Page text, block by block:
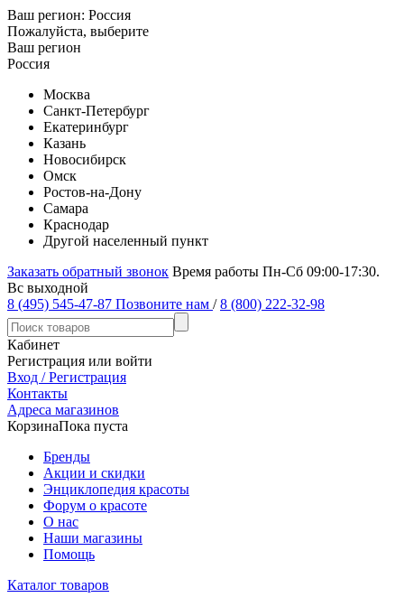
Ваш регион: Россия
Пожалуйста, выберите
Ваш регион
Россия
Москва
Санкт-Петербург
Екатеринбург
Казань
Новосибирск
Омск
Ростов-на-Дону
Самара
Краснодар
Другой населенный пункт
Заказать обратный звонок Время работы Пн-Сб 09:00-17:30.
Вс выходной
8 (495) 545-47-87 Позвоните нам / 8 (800) 222-32-98
Кабинет
Регистрация или войти
Вход / Регистрация
Контакты
Адреса магазинов
КорзинаПока пуста
Бренды
Акции и скидки
Энциклопедия красоты
Форум о красоте
О нас
Наши магазины
Помощь
Каталог товаров